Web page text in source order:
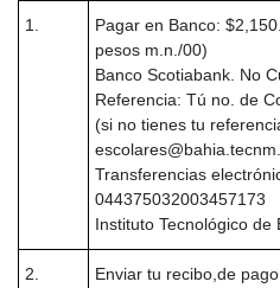
1.
Pagar en Banco:
pesos m.n./00)
Banco Scotiabank. No
Referencia: Tú no. de
(si no tienes tu
Transferencias
044375032003457173
Instituto Tecnológico de
2.
Enviar tu recibo,de